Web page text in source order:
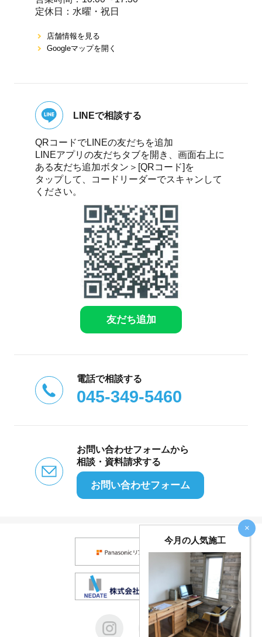
×
今月の人気施工
定休⽇：⽔曜・祝⽇
店舗情報を⾒る
Googleマップを開く
LINEで相談する
QRコードでLINEの友だちを追加
LINEアプリの友だちタブを開き、画面右上に
ある友だち追加ボタン＞[QRコード]を
タップして、コードリーダーでスキャンして
ください。
友だち追加
電話で相談する
045-349-5460
お問い合わせフォームから
相談・資料請求する
お問い合わせフォーム